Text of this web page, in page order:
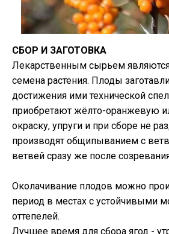
СБОР И ЗАГОТОВКА
Лекарственным сырьем
семена растения. Плоды
достижения ими технической
приобретают жёлто-оранжевую
окраску, упруги и при сборе не
производят общипыванием с
ветвей сразу же после
Околачивание плодов можно
период в местах с устойчивыми
оттепелей.
Лучшее время для сбора ягод -